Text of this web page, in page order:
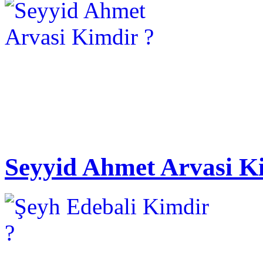
Seyyid Ahmet Arvasi